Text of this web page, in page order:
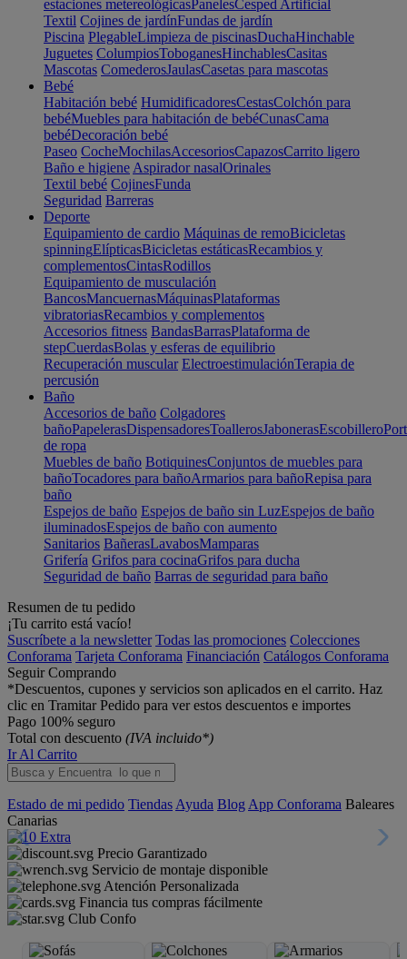
estaciones metereológicasPanelesCesped Artificial
Textil Cojines de jardínFundas de jardín
Piscina PlegableLimpieza de piscinasDuchaHinchable
Juguetes ColumpiosToboganesHinchablesCasitas
Mascotas ComederosJaulasCasetas para mascotas
Bebé
Habitación bebé HumidificadoresCestasColchón para
bebéMuebles para habitación de bebéCunasCama
bebéDecoración bebé
Paseo CocheMochilasAccesoriosCapazosCarrito ligero
Baño e higiene Aspirador nasalOrinales
Textil bebé CojinesFunda
Seguridad Barreras
Deporte
Equipamiento de cardio Máquinas de remoBicicletas
spinningElípticasBicicletas estáticasRecambios y
complementosCintasRodillos
Equipamiento de musculación
BancosMancuernasMáquinasPlataformas
vibratoriasRecambios y complementos
Accesorios fitness BandasBarrasPlataforma de
stepCuerdasBolas y esferas de equilibrio
Recuperación muscular ElectroestimulaciónTerapia de
percusión
Baño
Accesorios de baño Colgadores
bañoPapelerasDispensadoresToallerosJabonerasEscobillero
de ropa
Muebles de baño BotiquinesConjuntos de muebles para
bañoTocadores para bañoArmarios para bañoRepisa para
baño
Espejos de baño Espejos de baño sin LuzEspejos de baño
iluminadosEspejos de baño con aumento
Sanitarios BañerasLavabosMamparas
Grifería Grifos para cocinaGrifos para ducha
Seguridad de baño Barras de seguridad para baño
Resumen de tu pedido
¡Tu carrito está vacío!
Suscríbete a la newsletter Todas las promociones Colecciones
Conforama Tarjeta Conforama Financiación Catálogos Conforama
Seguir Comprando
*Descuentos, cupones y servicios son aplicados en el carrito. Haz
clic en Tramitar Pedido para ver estos descuentos e importes
Pago 100% seguro
Total con descuento (IVA incluido*)
Ir Al Carrito
Estado de mi pedido Tiendas Ayuda Blog App Conforama Baleares
Canarias
Precio Garantizado
Servicio de montaje disponible
Atención Personalizada
Financia tus compras fácilmente
Club Confo